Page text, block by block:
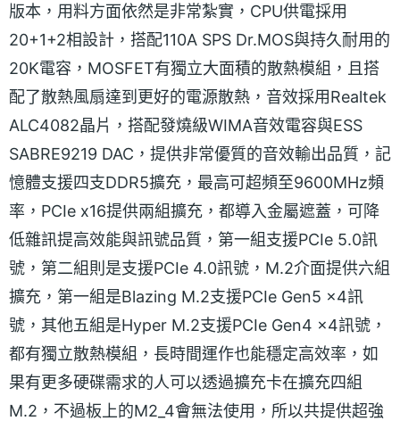
版本，用料方面依然是非常紮實，CPU供電採用
20+1+2相設計，搭配110A SPS Dr.MOS與持久耐用的
20K電容，MOSFET有獨立大面積的散熱模組，且搭
配了散熱風扇達到更好的電源散熱，音效採用Realtek
ALC4082晶片，搭配發燒級WIMA音效電容與ESS
SABRE9219 DAC，提供非常優質的音效輸出品質，記
憶體支援四支DDR5擴充，最高可超頻至9600MHz頻
率，PCIe x16提供兩組擴充，都導入金屬遮蓋，可降
低雜訊提高效能與訊號品質，第一組支援PCIe 5.0訊
號，第二組則是支援PCIe 4.0訊號，M.2介面提供六組
擴充，第一組是Blazing M.2支援PCIe Gen5 x4訊
號，其他五組是Hyper M.2支援PCIe Gen4 x4訊號，
都有獨立散熱模組，長時間運作也能穩定高效率，如
果有更多硬碟需求的人可以透過擴充卡在擴充四組
M.2，不過板上的M2_4會無法使用，所以共提供超強